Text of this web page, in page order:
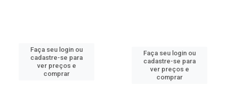
Faça seu login ou
cadastre-se para
ver preços e
comprar
Faça seu login ou
cadastre-se para
ver preços e
comprar